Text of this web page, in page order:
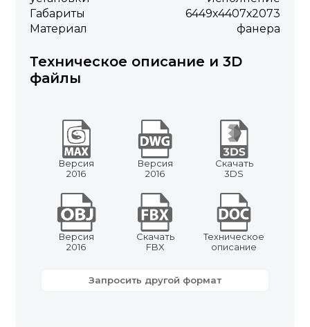
Габариты
6449х4407х2073
Материал
фанера
Техническое описание и 3D
файлы
Версия
2016
Версия
2016
Скачать
3DS
Версия
2016
Скачать
FBX
Техническое
описание
Запросить другой формат